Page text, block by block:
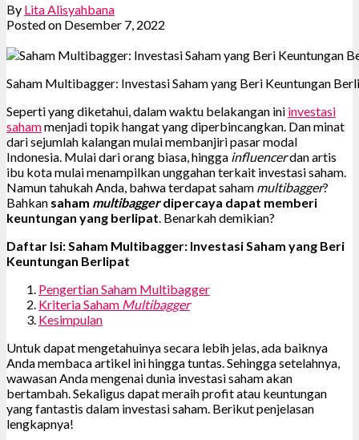
By Lita Alisyahbana
Posted on Desember 7, 2022
Saham Multibagger: Investasi Saham yang Beri Keuntungan
Seperti yang diketahui, dalam waktu belakangan ini investasi
sahammenjadi topik hangat yang diperbincangkan. Dan minat
dari sejumlah kalangan mulai membanjiri pasar modal
Indonesia. Mulai dari orang biasa, hingga influencerdan artis
ibu kota mulai menampilkan unggahan terkait investasi saham.
Namun tahukah Anda, bahwa terdapat saham multibagger?
Bahkan saham multibaggerdipercaya dapat memberi
keuntungan yang berlipat . Benarkah demikian?
Daftar Isi: Saham Multibagger: Investasi Saham yang Beri
Keuntungan Berlipat
Pengertian Saham Multibagger
Kriteria Saham Multibagger
Kesimpulan
Untuk dapat mengetahuinya secara lebih jelas, ada baiknya
Anda membaca artikel ini hingga tuntas. Sehingga setelahnya,
wawasan Anda mengenai dunia investasi saham akan
bertambah. Sekaligus dapat meraih profit atau keuntungan
yang fantastis dalam investasi saham. Berikut penjelasan
lengkapnya!